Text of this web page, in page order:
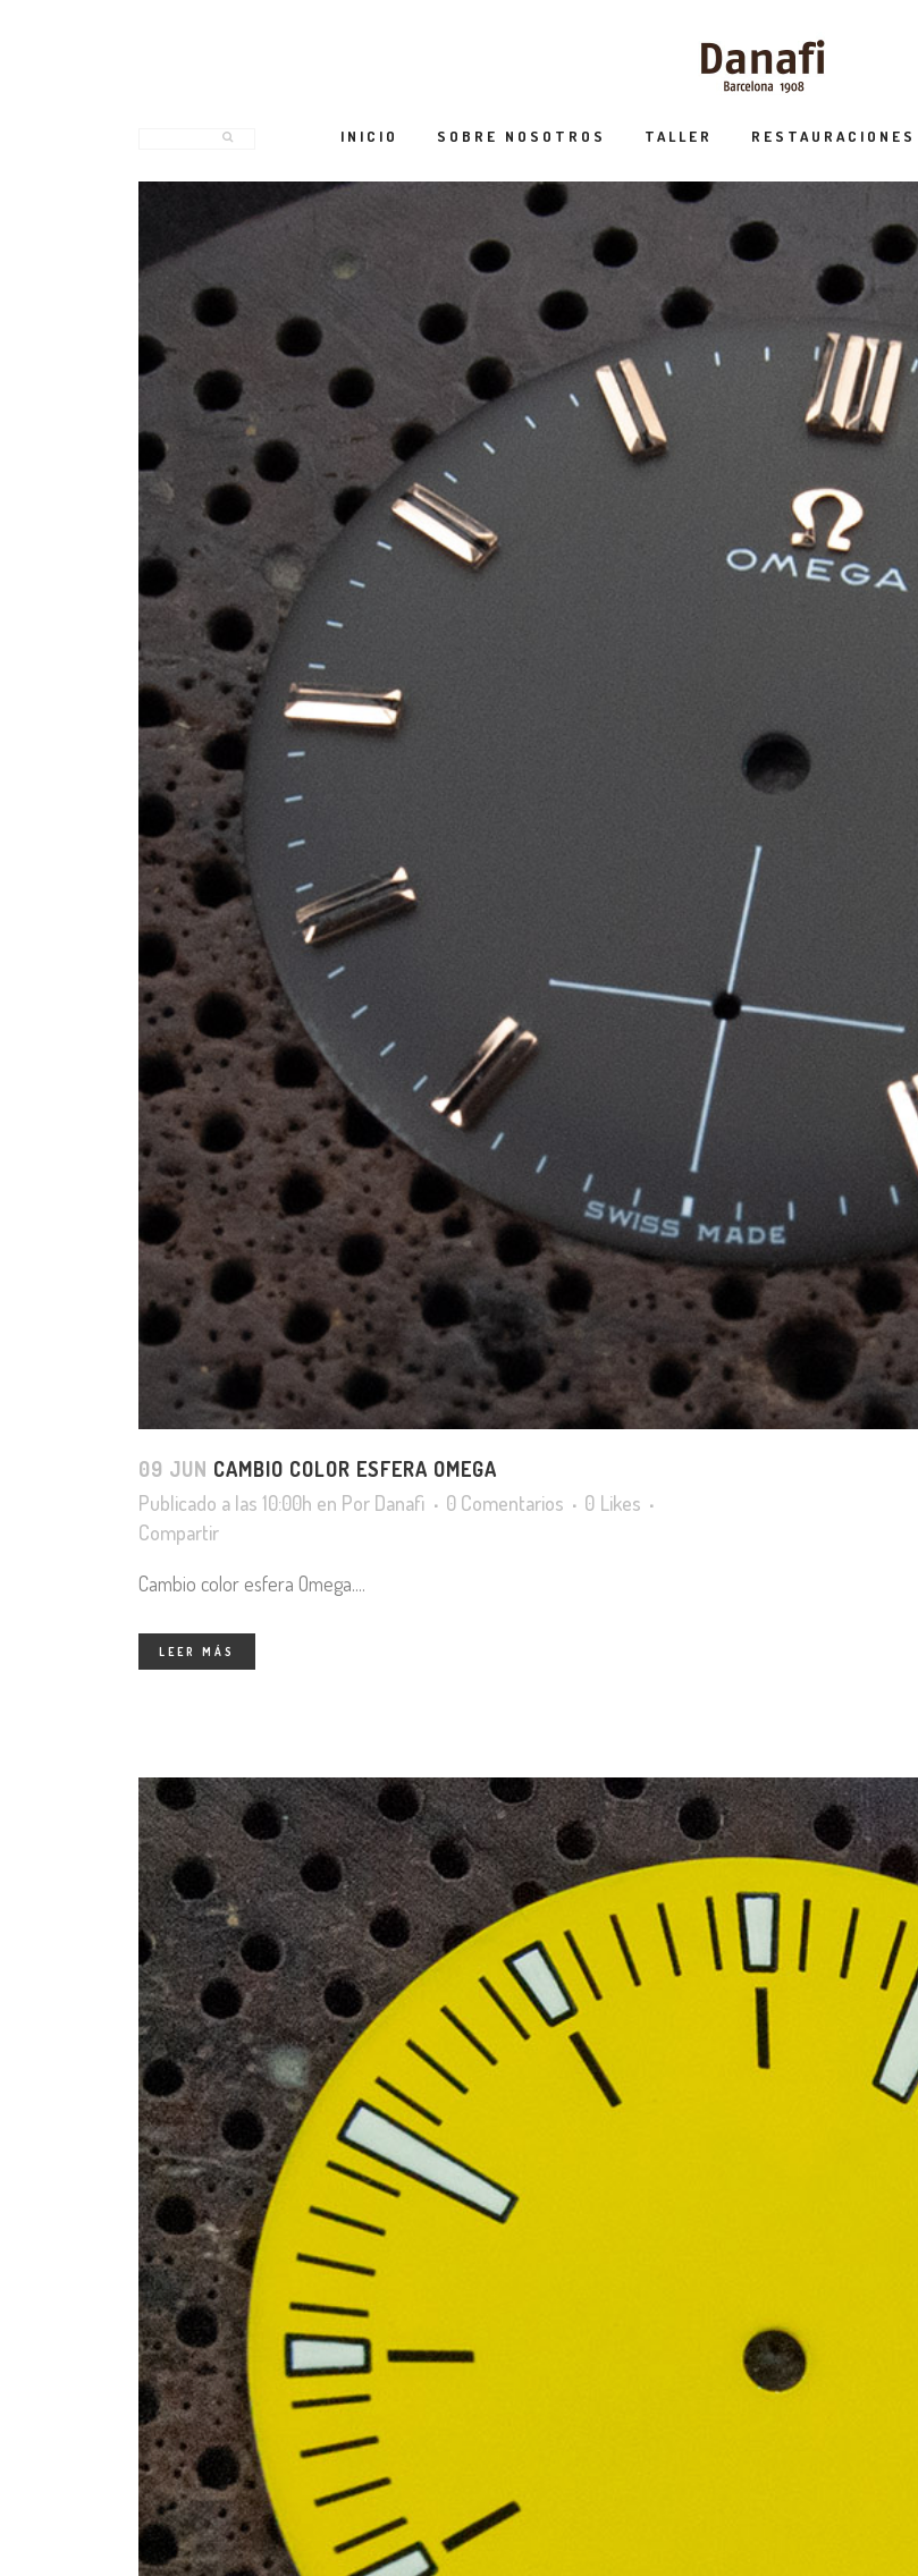
INICIO SOBRE NOSOTROS TALLER RESTAURACIONES
09 JUN CAMBIO COLOR ESFERA OMEGA
Publicado a las 10:00h en Por Danafi 0 Comentarios 0 Likes
Compartir
Cambio color esfera Omega....
LEER MÁS